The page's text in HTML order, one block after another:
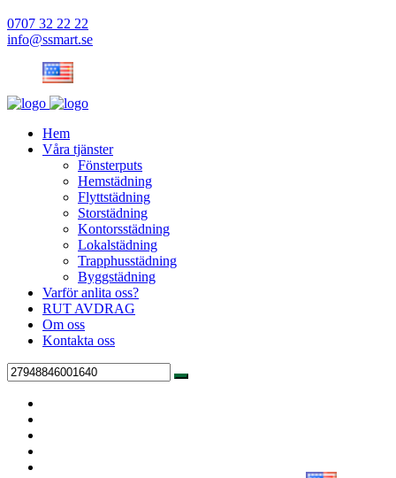
0707 32 22 22
info@ssmart.se
Hem
Våra tjänster
Fönsterputs
Hemstädning
Flyttstädning
Storstädning
Kontorsstädning
Lokalstädning
Trapphusstädning
Byggstädning
Varför anlita oss?
RUT AVDRAG
Om oss
Kontakta oss